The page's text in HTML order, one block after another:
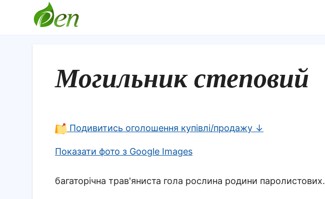
Могильник степовий
Подивитись оголошення купівлі/продажу ↓
Показати фото з Google Images
багаторічна трав'яниста гола рослина родини паролистових.